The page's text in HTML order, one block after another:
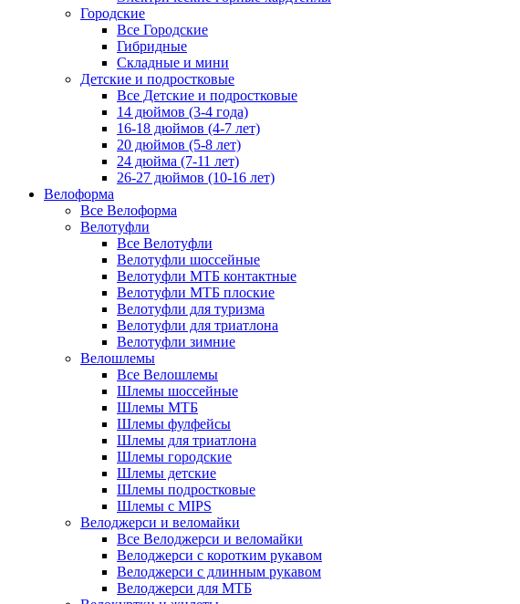
Городские
Все Городские
Гибридные
Складные и мини
Детские и подростковые
Все Детские и подростковые
14 дюймов (3-4 года)
16-18 дюймов (4-7 лет)
20 дюймов (5-8 лет)
24 дюйма (7-11 лет)
26-27 дюймов (10-16 лет)
Велоформа
Все Велоформа
Велотуфли
Все Велотуфли
Велотуфли шоссейные
Велотуфли МТБ контактные
Велотуфли МТБ плоские
Велотуфли для туризма
Велотуфли для триатлона
Велотуфли зимние
Велошлемы
Все Велошлемы
Шлемы шоссейные
Шлемы МТБ
Шлемы фулфейсы
Шлемы для триатлона
Шлемы городские
Шлемы детские
Шлемы подростковые
Шлемы с MIPS
Велоджерси и веломайки
Все Велоджерси и веломайки
Велоджерси с коротким рукавом
Велоджерси с длинным рукавом
Велоджерси для МТБ